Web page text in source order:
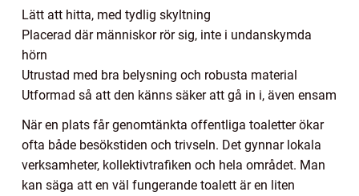
Lätt att hitta, med tydlig skyltning
Placerad där människor rör sig, inte i undanskymda
hörn
Utrustad med bra belysning och robusta material
Utformad så att den känns säker att gå in i, även ensam
När en plats får genomtänkta offentliga toaletter ökar
ofta både besökstiden och trivseln. Det gynnar lokala
verksamheter, kollektivtrafiken och hela området. Man
kan säga att en väl fungerande toalett är en liten